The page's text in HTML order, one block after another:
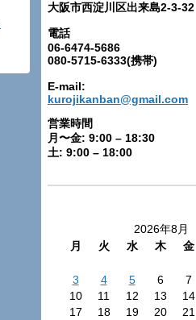
大阪市西淀川区出来島2-3-32
電話
06-6474-5686
080-5715-6333(携帯)
E-mail:
kurojikanban@gmail.com
営業時間
月〜金: 9:00 – 18:30
土: 9:00 – 18:00
2026年8月
月
火 水 木 金
3
4 5 6 7
10
11 12 13 14
17
18 19 20 21